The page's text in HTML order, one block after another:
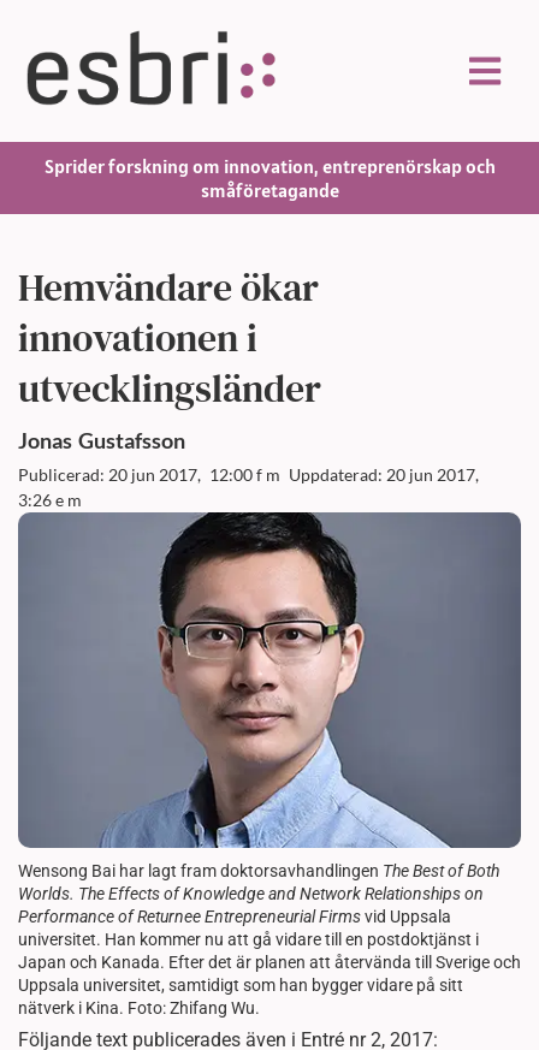
Sprider forskning om innovation, entreprenörskap och
småföretagande
Hemvändare ökar
innovationen i
utvecklingsländer
Jonas Gustafsson
Publicerad: 20 jun 2017, 12:00 f m Uppdaterad: 20 jun 2017,
3:26 e m
Wensong Bai har lagt fram doktorsavhandlingen The Best of Both
Worlds. The Effects of Knowledge and Network Relationships on
Performance of Returnee Entrepreneurial Firmsvid Uppsala
universitet. Han kommer nu att gå vidare till en postdoktjänst i
Japan och Kanada. Efter det är planen att återvända till Sverige och
Uppsala universitet, samtidigt som han bygger vidare på sitt
nätverk i Kina. Foto: Zhifang Wu.
Följande text publicerades även i Entré nr 2, 2017: